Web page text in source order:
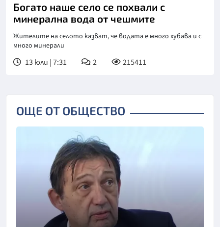
Богато наше село се похвали с
минерална вода от чешмите
Жителите на селото казват, че водата е много хубава и с
много минерали
13 юли | 7:31 2 215411
ОЩЕ ОТ ОБЩЕСТВО